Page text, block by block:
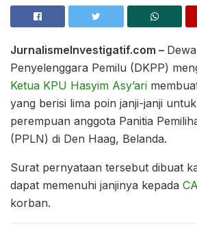
JurnalismeInvestigatif.com –
Penyelenggara Pemilu (DKPP)
Ketua KPU Hasyim Asy’ari
yang berisi lima poin janji-janji
perempuan anggota Panitia
(PPLN) di Den Haag, Belanda.
Surat pernyataan tersebut dibuat
dapat memenuhi janjinya kepada
korban.